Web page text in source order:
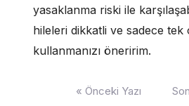
yasaklanma riski ile
hileleri dikkatli ve sadece
kullanmanızı öneririm.
« Önceki Yazı